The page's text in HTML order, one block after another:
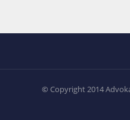
© Copyright 2014